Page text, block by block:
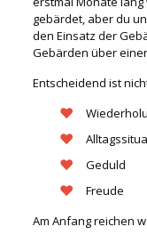
gebärdet, aber du
den Einsatz der
Gebärden über
Entscheidend ist
Geduld
Freude
Am Anfang reichen